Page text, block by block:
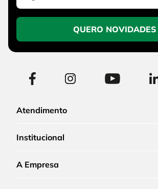
QUERO NOVIDADES
Atendimento
Institucional
A Empresa